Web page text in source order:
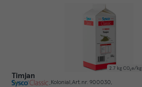
2.7 kg CO₂e/kg
Timjan
Kolonial Art.nr. 900030